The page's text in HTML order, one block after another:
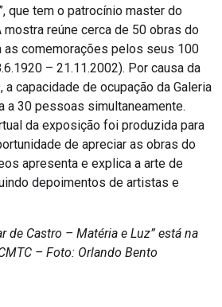
que tem o patrocínio master do
mostra reúne cerca de 50 obras do
as comemorações pelos seus 100
– 21.11.2002). Por causa da
capacidade de ocupação da Galeria
a 30 pessoas simultaneamente.
da exposição foi produzida para
de apreciar as obras do
apresenta e explica a arte de
depoimentos de artistas e
de Castro – Matéria e Luz” está na
– Foto: Orlando Bento